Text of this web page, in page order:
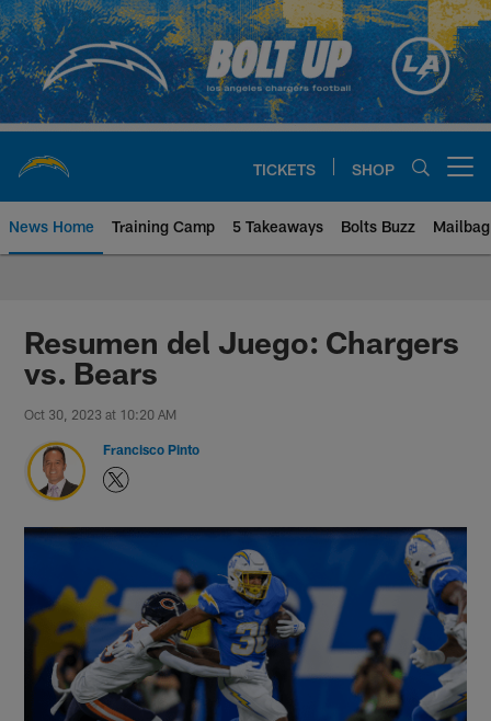
Skip
to
main
content
TICKETS SHOP
News Home Training Camp 5 Takeaways Bolts Buzz Mailbag
Chargers Official Site | Los
Resumen del Juego: Chargers
vs. Bears
Oct 30, 2023 at 10:20 AM
Francisco Pinto